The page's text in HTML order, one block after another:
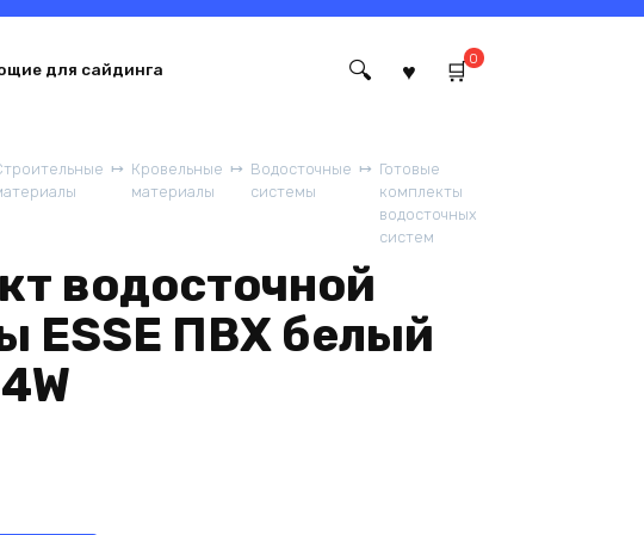
для сайдинга
0
Кровельные
материалы
Водосточные
системы
Готовые
комплекты
водосточных
систем
водосточной
ESSE ПВХ белый